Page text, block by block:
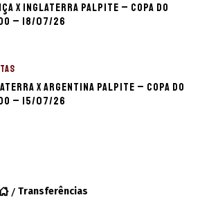
x Inglaterra palpite – Copa do
– 18/07/26
x Argentina palpite – Copa do
– 15/07/26
Transferências